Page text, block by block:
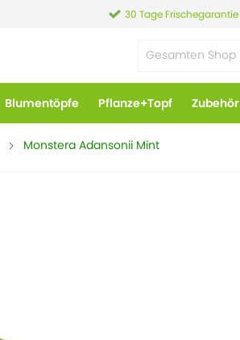
30 Tage Frischegarantie
Blumentöpfe Pflanze+Topf Zubehör
Monstera Adansonii Mint